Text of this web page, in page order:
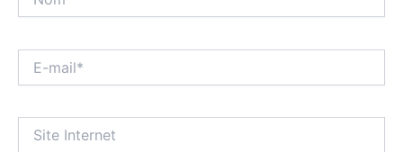
mail*
Internet